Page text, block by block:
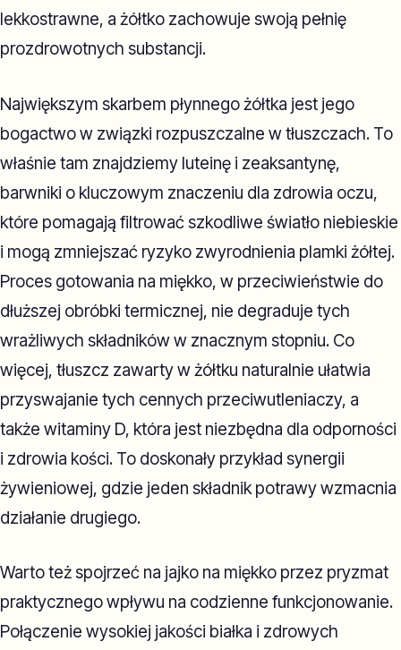
lekkostrawne, a żółtko zachowuje swoją pełnię
prozdrowotnych substancji.
Największym skarbem płynnego żółtka jest jego
bogactwo w związki rozpuszczalne w tłuszczach. To
właśnie tam znajdziemy luteinę i zeaksantynę,
barwniki o kluczowym znaczeniu dla zdrowia oczu,
które pomagają filtrować szkodliwe światło niebieskie
i mogą zmniejszać ryzyko zwyrodnienia plamki żółtej.
Proces gotowania na miękko, w przeciwieństwie do
dłuższej obróbki termicznej, nie degraduje tych
wrażliwych składników w znacznym stopniu. Co
więcej, tłuszcz zawarty w żółtku naturalnie ułatwia
przyswajanie tych cennych przeciwutleniaczy, a
także witaminy D, która jest niezbędna dla odporności
i zdrowia kości. To doskonały przykład synergii
żywieniowej, gdzie jeden składnik potrawy wzmacnia
działanie drugiego.
Warto też spojrzeć na jajko na miękko przez pryzmat
praktycznego wpływu na codzienne funkcjonowanie.
Połączenie wysokiej jakości białka i zdrowych